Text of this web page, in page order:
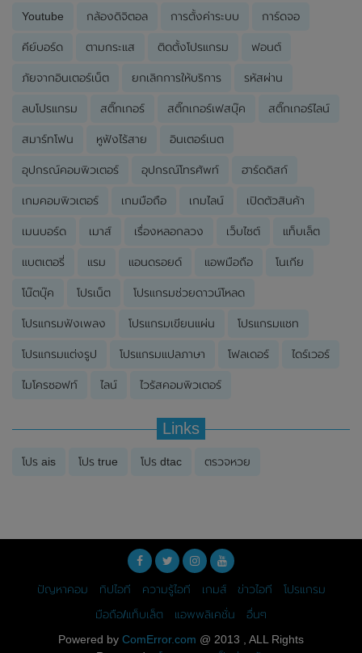
Youtube กล้องดิจิตอล การตั้งค่าระบบ การ์ดจอ
คีย์บอร์ด ตามกระแส ติดตั้งโปรแกรม ฟอนต์
ภัยจากอินเตอร์เน็ต ยกเลิกการให้บริการ รหัสผ่าน
ลบโปรแกรม สติ๊กเกอร์ สติ๊กเกอร์เฟสบุ๊ค สติ๊กเกอร์ไลน์
สมาร์ทโฟน หูฟังไร้สาย อินเตอร์เนต
อุปกรณ์คอมพิวเตอร์ อุปกรณ์โทรศัพท์ ฮาร์ดดิสก์
เกมคอมพิวเตอร์ เกมมือถือ เกมไลน์ เปิดตัวสินค้า
เมนบอร์ด เมาส์ เรื่องหลอกลวง เว็บไซต์ แท็บเล็ต
แบตเตอรี่ แรม แอนดรอยด์ แอพมือถือ โนเกีย
โน๊ตบุ๊ค โปรเน็ต โปรแกรมช่วยดาวน์โหลด
โปรแกรมฟังเพลง โปรแกรมเขียนแผ่น โปรแกรมแชท
โปรแกรมแต่งรูป โปรแกรมแปลภาษา โฟลเดอร์ ไดร์เวอร์
ไมโครซอฟท์ ไลน์ ไวรัสคอมพิวเตอร์
Links
โปร ais โปร true โปร dtac ตรวจหวย
ปัญหาคอม ทิปไอที ความรู้ไอที เกมส์ ข่าวไอที
โปรแกรม
มือถือ/แท็บเล็ต
แอพพลิเคชั่น
อื่นๆ
Powered by ComError.com @ 2013 , ALL Rights